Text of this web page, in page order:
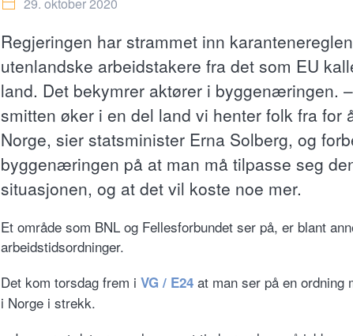
Regjeringen har strammet inn
utenlandske arbeidstakere fra det som EU
land. Det bekymrer aktører i byggenæringen.
smitten øker i en del land vi henter folk fra for
Norge, sier statsminister Erna Solberg, og
byggenæringen på at man må tilpasse seg
situasjonen, og at det vil koste noe mer.
Et område som BNL og Fellesforbundet ser på, er blant
arbeidstidsordninger.
Det kom torsdag frem i VG / E24 at man ser på en ordning
i Norge i strekk.